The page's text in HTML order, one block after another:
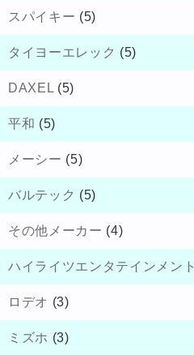
スパイキー (5)
タイヨーエレック (5)
DAXEL (5)
平和 (5)
メーシー (5)
バルテック (5)
その他メーカー (4)
ハイライツエンタテインメント
ロデオ (3)
ミズホ (3)